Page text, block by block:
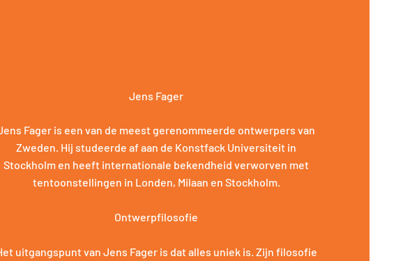
Jens Fager
Fager is een van de meest gerenommeerde ontwerpers van
Zweden. Hij studeerde af aan de Konstfack Universiteit in
Stockholm en heeft internationale bekendheid verworven met
tentoonstellingen in Londen, Milaan en Stockholm.
Ontwerpfilosofie
uitgangspunt van Jens Fager is dat alles uniek is. Zijn filosofie